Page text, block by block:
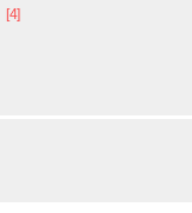
[4]